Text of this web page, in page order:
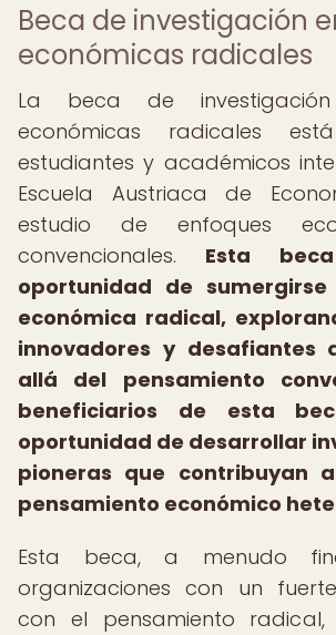
Beca de investigación
económicas radicales
La beca de
económicas radicales
estudiantes y académicos
Escuela Austriaca de
estudio de enfoques
convencionales. Esta
oportunidad de
económica radical,
innovadores y desafiantes
allá del pensamiento
beneficiarios de esta
oportunidad de desarrollar
pioneras que contribuyan
pensamiento económico
Esta beca, a menudo
organizaciones con un
con el pensamiento